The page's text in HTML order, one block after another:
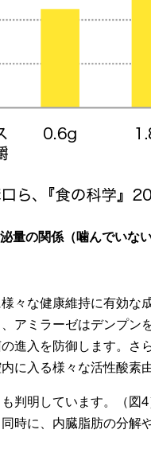
量の関係（噛んでいな
々な健康維持に有効な
アミラーゼはデンプン
進入を防御します。さ
入る様々な活性酸素
判明しています。（図
時に、内臓脂肪の分解